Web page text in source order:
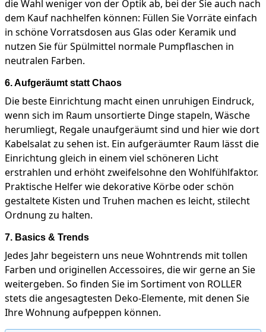
die Wahl weniger von der Optik ab, bei der Sie auch nach
dem Kauf nachhelfen können: Füllen Sie Vorräte einfach
in schöne Vorratsdosen aus Glas oder Keramik und
nutzen Sie für Spülmittel normale Pumpflaschen in
neutralen Farben.
6. Aufgeräumt statt Chaos
Die beste Einrichtung macht einen unruhigen Eindruck,
wenn sich im Raum unsortierte Dinge stapeln, Wäsche
herumliegt, Regale unaufgeräumt sind und hier wie dort
Kabelsalat zu sehen ist. Ein aufgeräumter Raum lässt die
Einrichtung gleich in einem viel schöneren Licht
erstrahlen und erhöht zweifelsohne den Wohlfühlfaktor.
Praktische Helfer wie dekorative Körbe oder schön
gestaltete Kisten und Truhen machen es leicht, stilecht
Ordnung zu halten.
7. Basics & Trends
Jedes Jahr begeistern uns neue Wohntrends mit tollen
Farben und originellen Accessoires, die wir gerne an Sie
weitergeben. So finden Sie im Sortiment von ROLLER
stets die angesagtesten Deko-Elemente, mit denen Sie
Ihre Wohnung aufpeppen können.